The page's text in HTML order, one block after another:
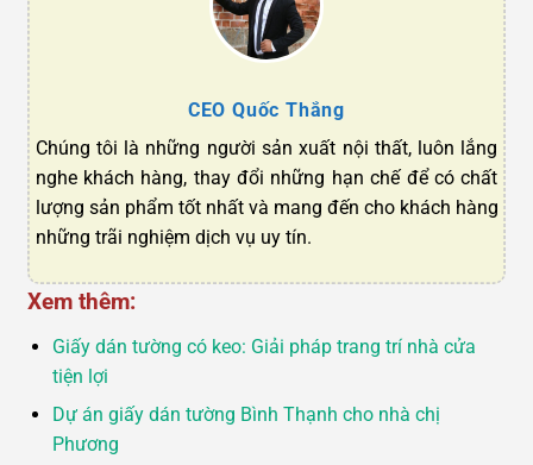
CEO Quốc Thắng
Chúng tôi là những người sản xuất nội thất, luôn lắng
nghe khách hàng, thay đổi những hạn chế để có chất
lượng sản phẩm tốt nhất và mang đến cho khách hàng
những trãi nghiệm dịch vụ uy tín.
Xem thêm:
Giấy dán tường có keo: Giải pháp trang trí nhà cửa
tiện lợi
Dự án giấy dán tường Bình Thạnh cho nhà chị
Phương